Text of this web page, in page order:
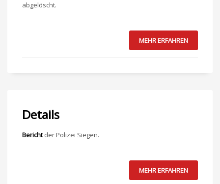
abgelöscht.
MEHR ERFAHREN
Details
Berichtder Polizei Siegen.
MEHR ERFAHREN